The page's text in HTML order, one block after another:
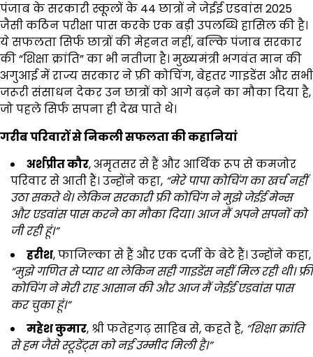
पंजाब के सरकारी स्कूलों के 44 छात्रों ने जेईई एडवांस 2025
जैसी कठिन परीक्षा पास करके एक बड़ी उपलब्धि हासिल की है।
ये सफलता सिर्फ छात्रों की मेहनत नहीं, बल्कि पंजाब सरकार
की “शिक्षा क्रांति” का भी नतीजा है। मुख्यमंत्री भगवंत मान की
अगुआई में राज्य सरकार ने फ्री कोचिंग, बेहतर गाइडेंस और सभी
जरूरी संसाधन देकर उन छात्रों को आगे बढ़ने का मौका दिया है,
जो पहले सिर्फ सपना ही देख पाते थे।
गरीब परिवारों से निकली सफलता की कहानियां
अर्शप्रीत कौर, अमृतसर से हैं और आर्थिक रूप से कमजोर
परिवार से आती हैं। उन्होंने कहा, “मेरे पापा कोचिंग का खर्च नहीं
उठा सकते थे। लेकिन सरकारी फ्री कोचिंग ने मुझे जेईई मेन्स
और एडवांस पास करने का मौका दिया। आज मैं अपने सपनों को
जी रही हूं।”
हरीश, फाजिल्का से हैं और एक दर्जी के बेटे हैं। उन्होंने कहा,
“मुझे गणित से प्यार था लेकिन सही गाइडेंस नहीं मिल रही थी। फ्री
कोचिंग ने मेरी राह आसान की और आज मैं जेईई एडवांस पास
कर चुका हूं।”
महेश कुमार, श्री फतेहगढ़ साहिब से, कहते हैं, “शिक्षा क्रांति
से हम जैसे स्टूडेंट्स को नई उम्मीद मिली है।”